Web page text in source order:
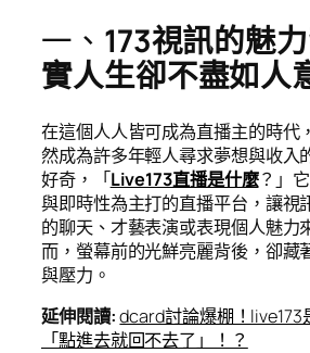
一、 173視訊的魅
實人生卻不盡如人
在這個人人皆可成為直播主的時代
然成為許多年輕人尋求夢想與收入
好奇，「Live173直播是什麼？」
與即時性為主打的直播平台，讓視
的聊天、才藝表演或表現個人魅力
而，螢幕前的光鮮亮麗背後，卻藏
與壓力。
延伸閱讀:dcard討論爆棚！live173
「點進去就回不去了」！？